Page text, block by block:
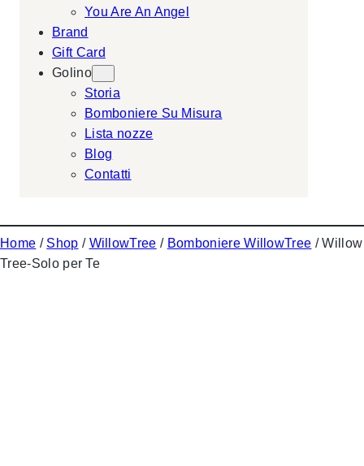
You Are An Angel
Brand
Gift Card
Golino
Storia
Bomboniere Su Misura
Lista nozze
Blog
Contatti
Home / Shop / WillowTree / Bomboniere WillowTree / Willow
Tree-Solo per Te